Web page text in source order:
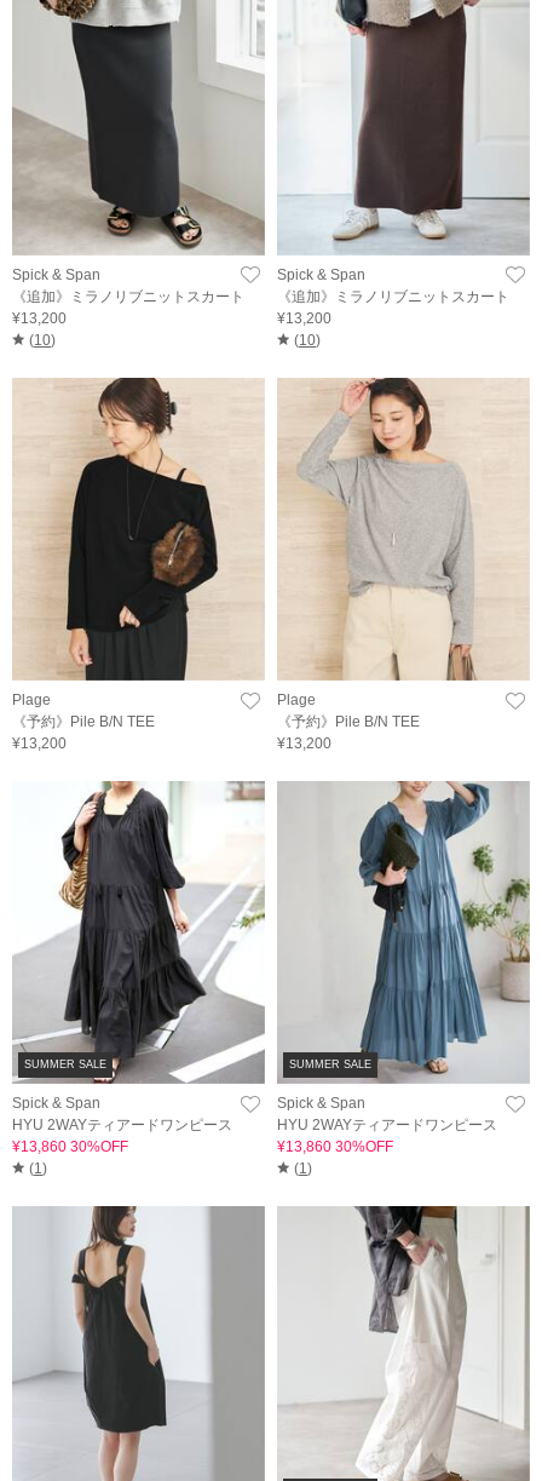
Spick & Span
《追加》ミラノリブニットスカート
¥13,200
(10)
Spick & Span
《追加》ミラノリブニットスカート
¥13,200
(10)
Plage
《予約》Pile B/N TEE
¥13,200
Plage
《予約》Pile B/N TEE
¥13,200
SUMMER SALE
Spick & Span
HYU 2WAYティアードワンピース
¥13,860 30%OFF
(1)
SUMMER SALE
Spick & Span
HYU 2WAYティアードワンピース
¥13,860 30%OFF
(1)